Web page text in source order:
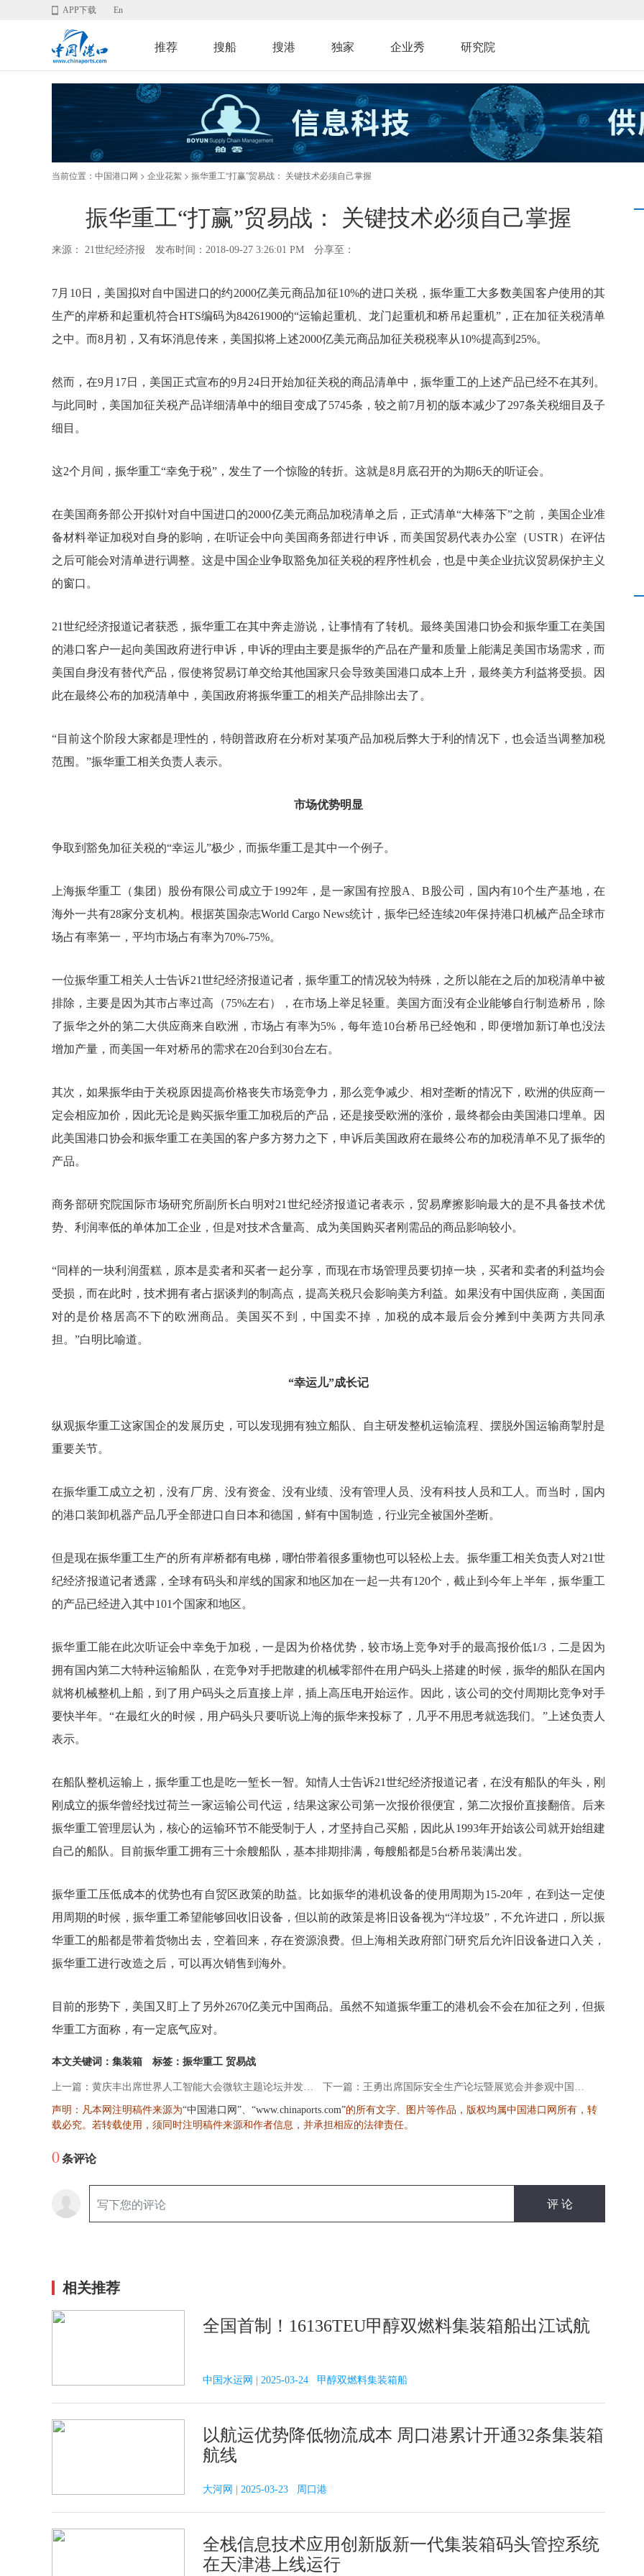
APP下载 En
推荐 搜船 搜港 独家 企业秀 研究院
当前位置： 中国港口网 > 企业花絮 > 振华重工“打赢”贸易战： 关键技术必须自己掌握
振华重工“打赢”贸易战： 关键技术必须自己掌握
来源： 21世纪经济报 发布时间：2018-09-27 3:26:01 PM 分享至：
7月10日，美国拟对自中国进口的约2000亿美元商品加征10%的进口关税，振华重工大多数美国客户使用的其
生产的岸桥和起重机符合HTS编码为84261900的“运输起重机、龙门起重机和桥吊起重机”，正在加征关税清单
之中。而8月初，又有坏消息传来，美国拟将上述2000亿美元商品加征关税税率从10%提高到25%。
然而，在9月17日，美国正式宣布的9月24日开始加征关税的商品清单中，振华重工的上述产品已经不在其列。
与此同时，美国加征关税产品详细清单中的细目变成了5745条，较之前7月初的版本减少了297条关税细目及子
细目。
这2个月间，振华重工“幸免于税”，发生了一个惊险的转折。这就是8月底召开的为期6天的听证会。
在美国商务部公开拟针对自中国进口的2000亿美元商品加税清单之后，正式清单“大棒落下”之前，美国企业准
备材料举证加税对自身的影响，在听证会中向美国商务部进行申诉，而美国贸易代表办公室（USTR）在评估
之后可能会对清单进行调整。这是中国企业争取豁免加征关税的程序性机会，也是中美企业抗议贸易保护主义
的窗口。
21世纪经济报道记者获悉，振华重工在其中奔走游说，让事情有了转机。最终美国港口协会和振华重工在美国
的港口客户一起向美国政府进行申诉，申诉的理由主要是振华的产品在产量和质量上能满足美国市场需求，而
美国自身没有替代产品，假使将贸易订单交给其他国家只会导致美国港口成本上升，最终美方利益将受损。因
此在最终公布的加税清单中，美国政府将振华重工的相关产品排除出去了。
“目前这个阶段大家都是理性的，特朗普政府在分析对某项产品加税后弊大于利的情况下，也会适当调整加税
范围。”振华重工相关负责人表示。
市场优势明显
争取到豁免加征关税的“幸运儿”极少，而振华重工是其中一个例子。
上海振华重工（集团）股份有限公司成立于1992年，是一家国有控股A、B股公司，国内有10个生产基地，在
海外一共有28家分支机构。根据英国杂志World Cargo News统计，振华已经连续20年保持港口机械产品全球市
场占有率第一，平均市场占有率为70%-75%。
一位振华重工相关人士告诉21世纪经济报道记者，振华重工的情况较为特殊，之所以能在之后的加税清单中被
排除，主要是因为其市占率过高（75%左右），在市场上举足轻重。美国方面没有企业能够自行制造桥吊，除
了振华之外的第二大供应商来自欧洲，市场占有率为5%，每年造10台桥吊已经饱和，即便增加新订单也没法
增加产量，而美国一年对桥吊的需求在20台到30台左右。
其次，如果振华由于关税原因提高价格丧失市场竞争力，那么竞争减少、相对垄断的情况下，欧洲的供应商一
定会相应加价，因此无论是购买振华重工加税后的产品，还是接受欧洲的涨价，最终都会由美国港口埋单。因
此美国港口协会和振华重工在美国的客户多方努力之下，申诉后美国政府在最终公布的加税清单不见了振华的
产品。
商务部研究院国际市场研究所副所长白明对21世纪经济报道记者表示，贸易摩擦影响最大的是不具备技术优
势、利润率低的单体加工企业，但是对技术含量高、成为美国购买者刚需品的商品影响较小。
“同样的一块利润蛋糕，原本是卖者和买者一起分享，而现在市场管理员要切掉一块，买者和卖者的利益均会
受损，而在此时，技术拥有者占据谈判的制高点，提高关税只会影响美方利益。如果没有中国供应商，美国面
对的是价格居高不下的欧洲商品。美国买不到，中国卖不掉，加税的成本最后会分摊到中美两方共同承
担。”白明比喻道。
“幸运儿”成长记
纵观振华重工这家国企的发展历史，可以发现拥有独立船队、自主研发整机运输流程、摆脱外国运输商掣肘是
重要关节。
在振华重工成立之初，没有厂房、没有资金、没有业绩、没有管理人员、没有科技人员和工人。而当时，国内
的港口装卸机器产品几乎全部进口自日本和德国，鲜有中国制造，行业完全被国外垄断。
但是现在振华重工生产的所有岸桥都有电梯，哪怕带着很多重物也可以轻松上去。振华重工相关负责人对21世
纪经济报道记者透露，全球有码头和岸线的国家和地区加在一起一共有120个，截止到今年上半年，振华重工
的产品已经进入其中101个国家和地区。
振华重工能在此次听证会中幸免于加税，一是因为价格优势，较市场上竞争对手的最高报价低1/3，二是因为
拥有国内第二大特种运输船队，在竞争对手把散建的机械零部件在用户码头上搭建的时候，振华的船队在国内
就将机械整机上船，到了用户码头之后直接上岸，插上高压电开始运作。因此，该公司的交付周期比竞争对手
要快半年。“在最红火的时候，用户码头只要听说上海的振华来投标了，几乎不用思考就选我们。”上述负责人
表示。
在船队整机运输上，振华重工也是吃一堑长一智。知情人士告诉21世纪经济报道记者，在没有船队的年头，刚
刚成立的振华曾经找过荷兰一家运输公司代运，结果这家公司第一次报价很便宜，第二次报价直接翻倍。后来
振华重工管理层认为，核心的运输环节不能受制于人，才坚持自己买船，因此从1993年开始该公司就开始组建
自己的船队。目前振华重工拥有三十余艘船队，基本排期排满，每艘船都是5台桥吊装满出发。
振华重工压低成本的优势也有自贸区政策的助益。比如振华的港机设备的使用周期为15-20年，在到达一定使
用周期的时候，振华重工希望能够回收旧设备，但以前的政策是将旧设备视为“洋垃圾”，不允许进口，所以振
华重工的船都是带着货物出去，空着回来，存在资源浪费。但上海相关政府部门研究后允许旧设备进口入关，
振华重工进行改造之后，可以再次销售到海外。
目前的形势下，美国又盯上了另外2670亿美元中国商品。虽然不知道振华重工的港机会不会在加征之列，但振
华重工方面称，有一定底气应对。
本文关键词：集装箱 标签：振华重工 贸易战
上一篇：黄庆丰出席世界人工智能大会微软主题论坛并发表演讲 下一篇：王勇出席国际安全生产论坛暨展览会并参观中国交建展位
声明：凡本网注明稿件来源为“中国港口网”、 “www.chinaports.com”的所有文字、图片等作品，版权均属中国港口网所有，转
载必究。若转载使用，须同时注明稿件来源和作者信息，并承担相应的法律责任。
0条评论
相关推荐
全国首制！16136TEU甲醇双燃料集装箱船出江试航
中国水运网 | 2025-03-24 甲醇双燃料集装箱船
以航运优势降低物流成本 周口港累计开通32条集装箱
航线
大河网 | 2025-03-23 周口港
全栈信息技术应用创新版新一代集装箱码头管控系统
在天津港上线运行